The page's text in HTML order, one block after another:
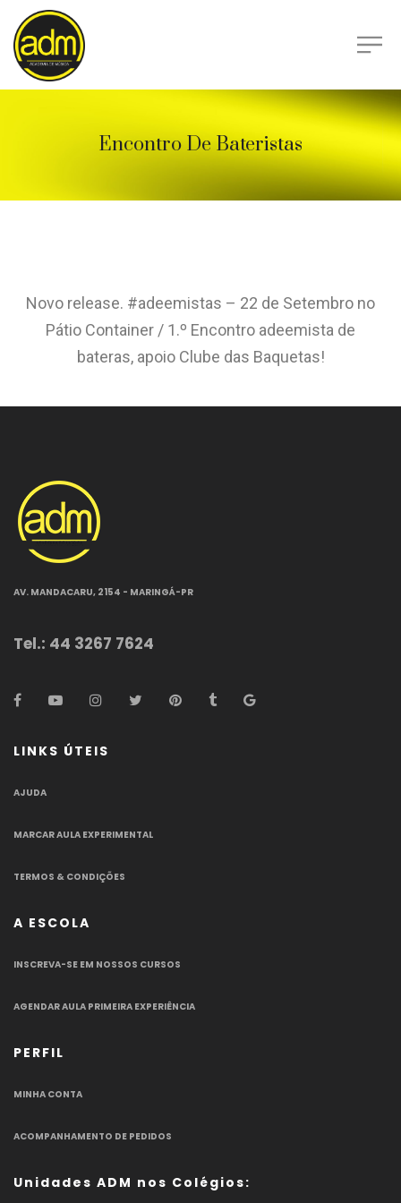
Encontro De Bateristas
Novo release. #adeemistas – 22 de Setembro no
Pátio Container / 1.º Encontro adeemista de
bateras, apoio Clube das Baquetas!
AV. MANDACARU, 2154 - MARINGÁ-PR
Tel.: 44 3267 7624
LINKS ÚTEIS
AJUDA
MARCAR AULA EXPERIMENTAL
TERMOS & CONDIÇÕES
A ESCOLA
INSCREVA-SE EM NOSSOS CURSOS
AGENDAR AULA PRIMEIRA EXPERIÊNCIA
PERFIL
MINHA CONTA
ACOMPANHAMENTO DE PEDIDOS
Unidades ADM nos Colégios: